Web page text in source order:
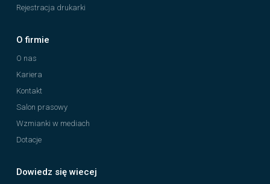
Rejestracja drukarki
O firmie
O nas
Kariera
Kontakt
Salon prasowy
Wzmianki w mediach
Dotacje
Dowiedz się wiecej